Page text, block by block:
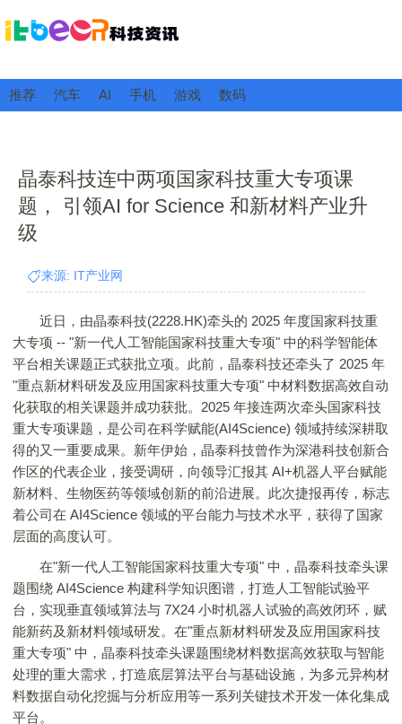
推荐 汽车 AI 手机 游戏 数码
晶泰科技连中两项国家科技重大专项课
题， 引领AI for Science 和新材料产业升
级
来源: IT产业网
近日，由晶泰科技(2228.HK)牵头的 2025 年度国家科技重
大专项 -- "新一代人工智能国家科技重大专项" 中的科学智能体
平台相关课题正式获批立项。此前，晶泰科技还牵头了 2025 年
"重点新材料研发及应用国家科技重大专项" 中材料数据高效自动
化获取的相关课题并成功获批。2025 年接连两次牵头国家科技
重大专项课题，是公司在科学赋能(AI4Science) 领域持续深耕取
得的又一重要成果。新年伊始，晶泰科技曾作为深港科技创新合
作区的代表企业，接受调研，向领导汇报其 AI+机器人平台赋能
新材料、生物医药等领域创新的前沿进展。此次捷报再传，标志
着公司在 AI4Science 领域的平台能力与技术水平，获得了国家
层面的高度认可。
在"新一代人工智能国家科技重大专项" 中，晶泰科技牵头课
题围绕 AI4Science 构建科学知识图谱，打造人工智能试验平
台，实现垂直领域算法与 7X24 小时机器人试验的高效闭环，赋
能新药及新材料领域研发。在"重点新材料研发及应用国家科技
重大专项" 中，晶泰科技牵头课题围绕材料数据高效获取与智能
处理的重大需求，打造底层算法平台与基础设施，为多元异构材
料数据自动化挖掘与分析应用等一系列关键技术开发一体化集成
平台。